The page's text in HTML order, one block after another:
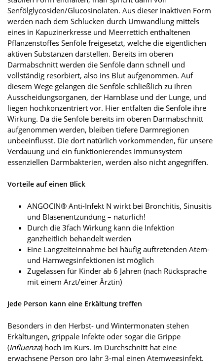
Senfölglycosiden/Glucosinolaten. Aus dieser inaktiven Form
werden nach dem Schlucken durch Umwandlung mittels
eines in Kapuzinerkresse und Meerrettich enthaltenen
Pflanzenstoffes Senföle freigesetzt, welche die eigentlichen
aktiven Substanzen darstellen. Bereits im oberen
Darmabschnitt werden die Senföle dann schnell und
vollständig resorbiert, also ins Blut aufgenommen. Auf
diesem Wege gelangen die Senföle schließlich zu ihren
Ausscheidungsorganen, der Harnblase und der Lunge, und
liegen hochkonzentriert vor. Hier entfalten die Senföle ihre
Wirkung. Da die Senföle bereits im oberen Darmabschnitt
aufgenommen werden, bleiben tiefere Darmregionen
unbeeinflusst. Die dort natürlich vorkommenden, für unsere
Verdauung und ein funktionierendes Immunsystem
essenziellen Darmbakterien, werden also nicht angegriffen.
Vorteile auf einen Blick
ANGOCIN® Anti-Infekt N wirkt bei Bronchitis, Sinusitis
und Blasenentzündung – natürlich!
Durch die 3fach Wirkung kann die Infektion
ganzheitlich behandelt werden
Eine Langzeiteinnahme bei häufig auftretenden Atem-
und Harnwegsinfektionen ist möglich
Zugelassen für Kinder ab 6 Jahren (nach Rücksprache
mit einem Arzt/einer Ärztin)
Jede Person kann eine Erkältung treffen
Besonders in den Herbst- und Wintermonaten stehen
Erkältungen, grippale Infekte oder sogar die Grippe
(Influenza) hoch im Kurs. Im Durchschnitt hat eine
erwachsene Person pro Jahr 3-mal einen Atemwegsinfekt.